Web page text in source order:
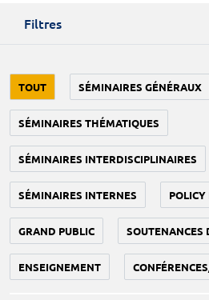
Filtres
TOUT SÉMINAIRES GÉNÉRAUX
SÉMINAIRES THÉMATIQUES
SÉMINAIRES INTERDISCIPLINAIRES
SÉMINAIRES INTERNES POLICY
GRAND PUBLIC SOUTENANCES
ENSEIGNEMENT